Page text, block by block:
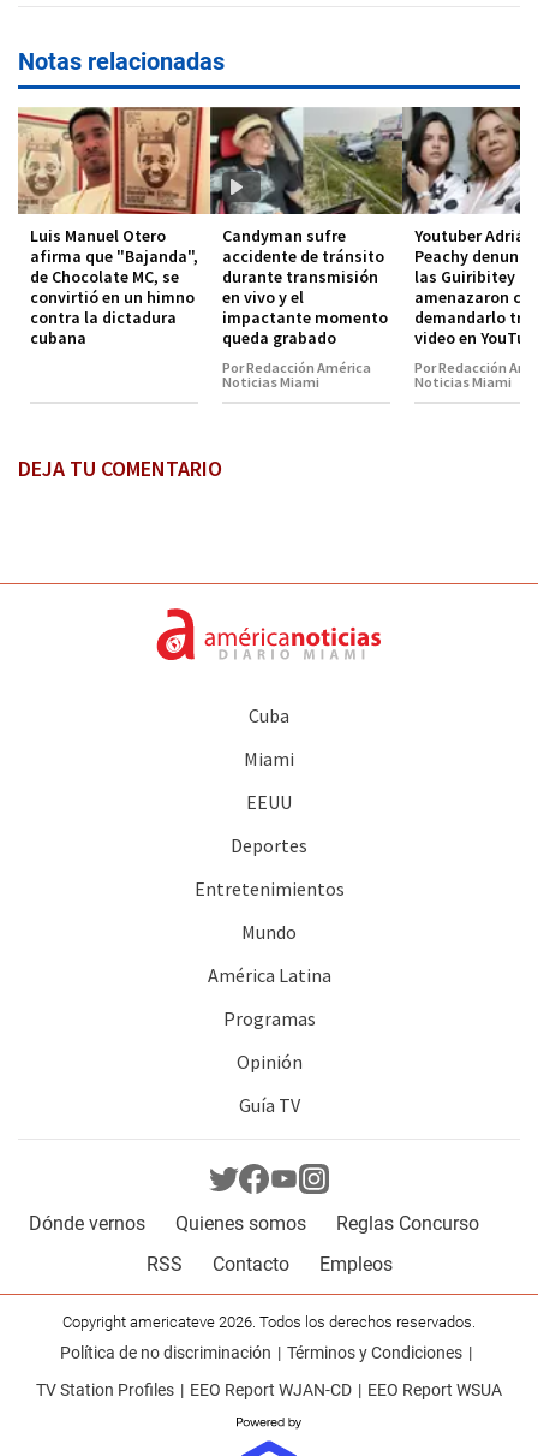
Notas relacionadas
Luis Manuel Otero
afirma que "Bajanda",
de Chocolate MC, se
convirtió en un himno
contra la dictadura
cubana
Candyman sufre
accidente de tránsito
durante transmisión
en vivo y el
impactante momento
queda grabado
Por Redacción América
Noticias Miami
Youtuber Adrián
Peachy
las Guiribitey
amenazaron
demandarlo
video en
Por Redacción
Noticias Miami
DEJA TU COMENTARIO
Cuba
Miami
EEUU
Deportes
Entretenimientos
Mundo
América Latina
Programas
Opinión
Guía TV
Dónde vernos Quienes somos
Reglas Concurso
RSS
Contacto Empleos
Copyright americateve 2026. Todos los derechos reservados.
Política de no discriminación
Términos y Condiciones
TV Station Profiles
EEO Report WJAN-CD EEO Report WSUA